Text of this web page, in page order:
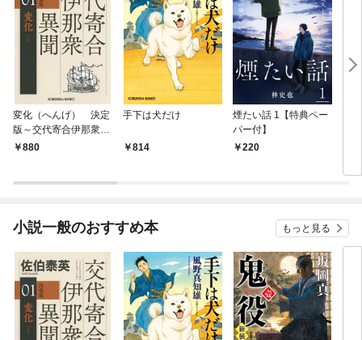
変化（へんげ） 決定
版～交代寄合伊那衆異
聞（1）～
880
手下は犬だけ
814
煙たい話 1【特典ペー
パー付】
220
小説一般のおすすめ本 もっと見る